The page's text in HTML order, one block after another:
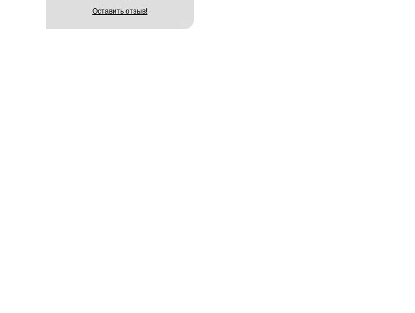
Оставить отзыв!